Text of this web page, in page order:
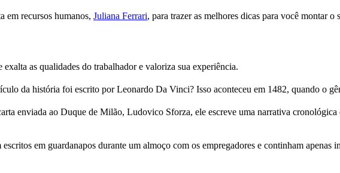
em recursos humanos, Juliana Ferrari, para trazer as melhores dicas para você montar o
as qualidades do trabalhador e valoriza sua experiência.
da história foi escrito por Leonardo Da Vinci? Isso aconteceu em 1482, quando o
enviada ao Duque de Milão, Ludovico Sforza, ele escreve uma narrativa cronológica
em guardanapos durante um almoço com os empregadores e continham apenas